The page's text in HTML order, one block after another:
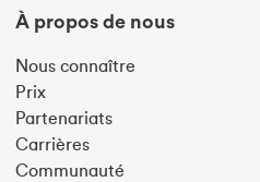
À propos de nous
Nous connaître
Prix
Partenariats
Carrières
Communauté